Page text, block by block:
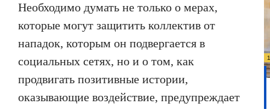
Необходимо думать не только о мерах,
которые могут защитить коллектив от
нападок, которым он подвергается в
социальных сетях, но и о том, как
продвигать позитивные истории,
оказывающие воздействие, предупреждает